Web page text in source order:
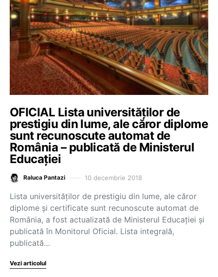
OFICIAL Lista universităților de
prestigiu din lume, ale căror diplome
sunt recunoscute automat de
România – publicată de Ministerul
Educației
Raluca Pantazi 10 decembrie 2018
Lista universităților de prestigiu din lume, ale căror
diplome și certificate sunt recunoscute automat de
România, a fost actualizată de Ministerul Educației și
publicată în Monitorul Oficial. Lista integrală,
publicată…
Vezi articolul